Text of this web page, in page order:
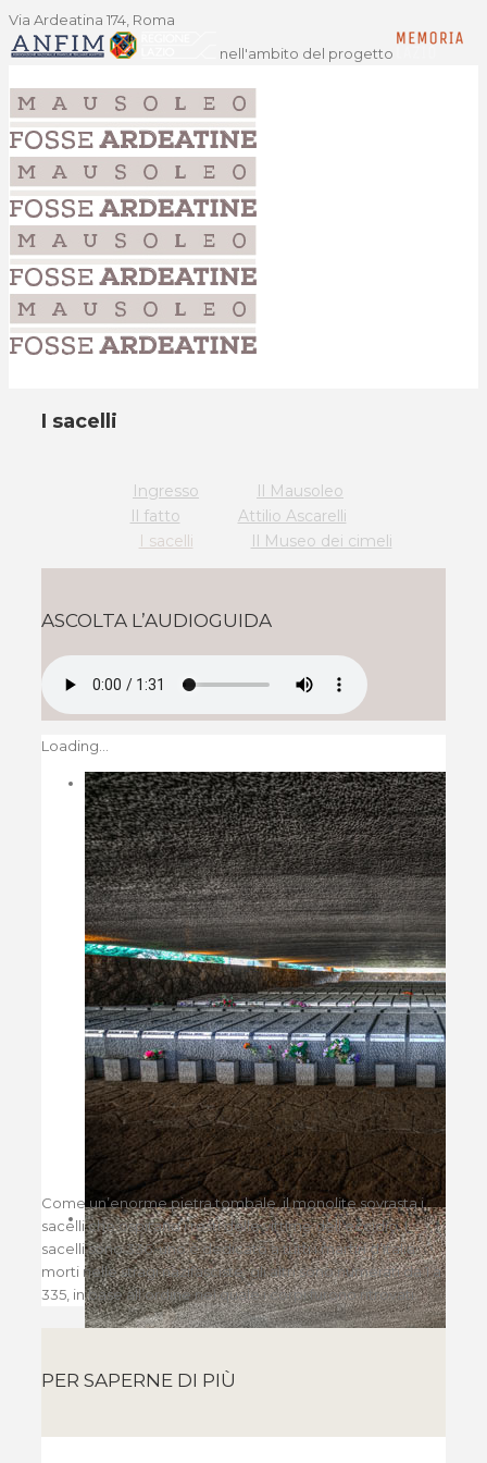
Via Ardeatina 174, Roma
nell'ambito del progetto
I sacelli
Ingresso
Il Mausoleo
Il fatto
Attilio Ascarelli
I sacelli
Il Museo dei cimeli
ASCOLTA L’AUDIOGUIDA
Loading...
Come un’enorme pietra tombale, il monolite sovrasta i
sacelli che ospitano i resti delle vittime dell’eccidio. I
sacelli sono 336: uno è dedicato a tutti i martiri d’Italia
morti nelle stragi nazifasciste; gli altri sono numerati da 1 a
335, in base all’ordine nel quale i corpi furono ritrovati.
PER SAPERNE DI PIÙ